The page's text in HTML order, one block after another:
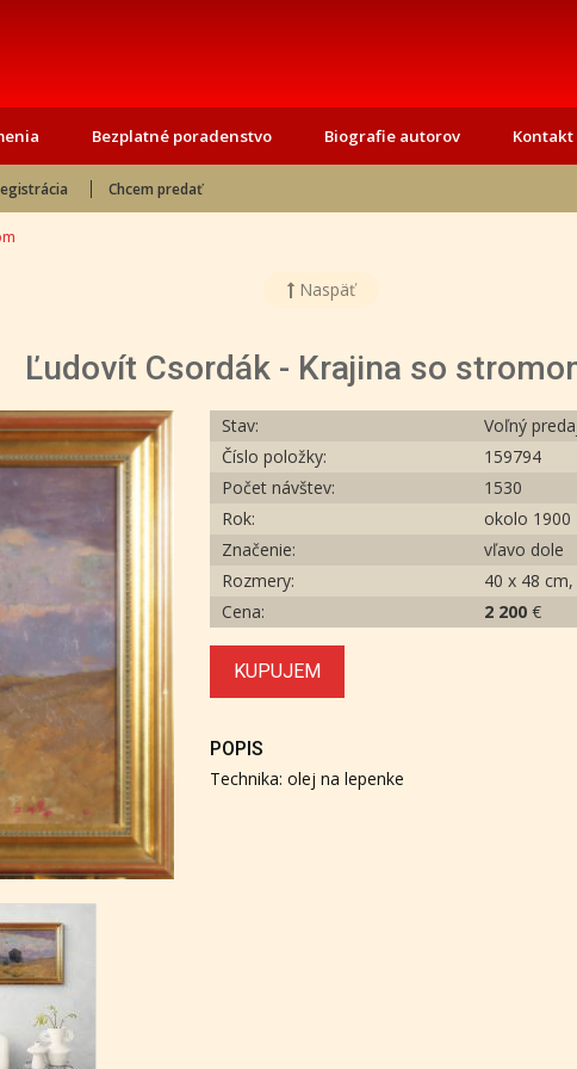
Bezplatné poradenstvo Biografie autorov Kontakt
Chcem predať
Naspäť
Ľudovít Csordák - Krajina so
Stav:
Voľný
Číslo položky:
159794
Počet návštev:
1530
Rok:
okolo 1900
Značenie:
vľavo dole
Rozmery:
40 x 48
Cena:
2 200 €
KUPUJEM
POPIS
Technika: olej na lepenke